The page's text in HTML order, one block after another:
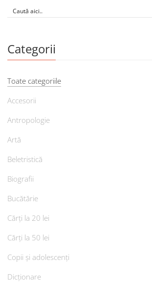
Categorii
Toate categoriile
Accesorii
Antropologie
Artă
Beletristică
Biografii
Bucătărie
Cărți la 20 lei
Cărți la 50 lei
Copii și adolescenți
Dicționare